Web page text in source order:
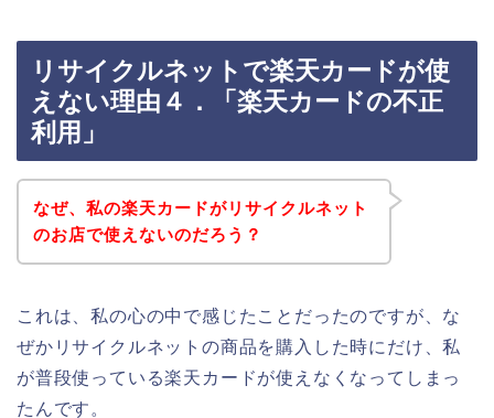
リサイクルネットで楽天カードが使
えない理由４．「楽天カードの不正
利用」
なぜ、私の楽天カードがリサイクルネット
のお店で使えないのだろう？
これは、私の心の中で感じたことだったのですが、な
ぜかリサイクルネットの商品を購入した時にだけ、私
が普段使っている楽天カードが使えなくなってしまっ
たんです。